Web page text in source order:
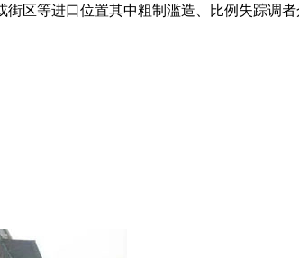
区等进口位置其中粗制滥造、比例失踪调